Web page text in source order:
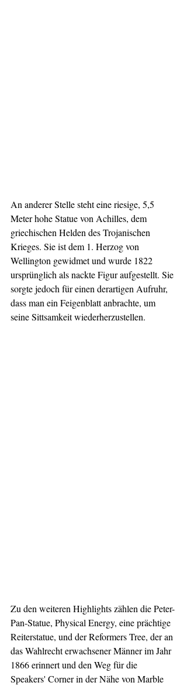
An anderer Stelle steht eine riesige, 5,5
Meter hohe Statue von Achilles, dem
griechischen Helden des Trojanischen
Krieges. Sie ist dem 1. Herzog von
Wellington gewidmet und wurde 1822
ursprünglich als nackte Figur aufgestellt. Sie
sorgte jedoch für einen derartigen Aufruhr,
dass man ein Feigenblatt anbrachte, um
seine Sittsamkeit wiederherzustellen.
Zu den weiteren Highlights zählen die Peter-
Pan-Statue, Physical Energy, eine prächtige
Reiterstatue, und der Reformers Tree, der an
das Wahlrecht erwachsener Männer im Jahr
1866 erinnert und den Weg für die
Speakers' Corner in der Nähe von Marble